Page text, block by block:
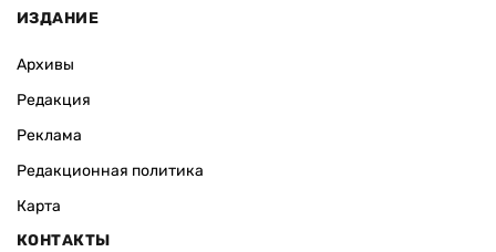
ИЗДАНИЕ
Архивы
Редакция
Реклама
Редакционная политика
Карта
КОНТАКТЫ